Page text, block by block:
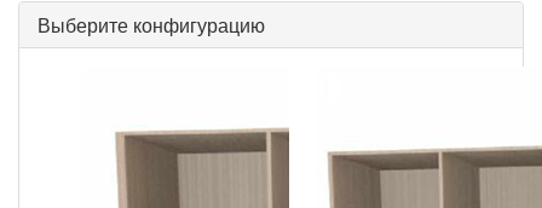
Выберите конфигурацию